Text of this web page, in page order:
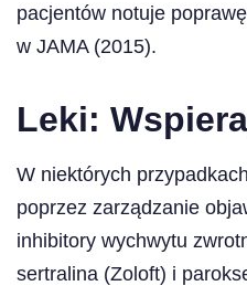
pacjentów notuje
w JAMA (2015).
Leki:
W niektórych
poprzez zarządzanie
inhibitory wychwytu
sertralina (Zoloft) i